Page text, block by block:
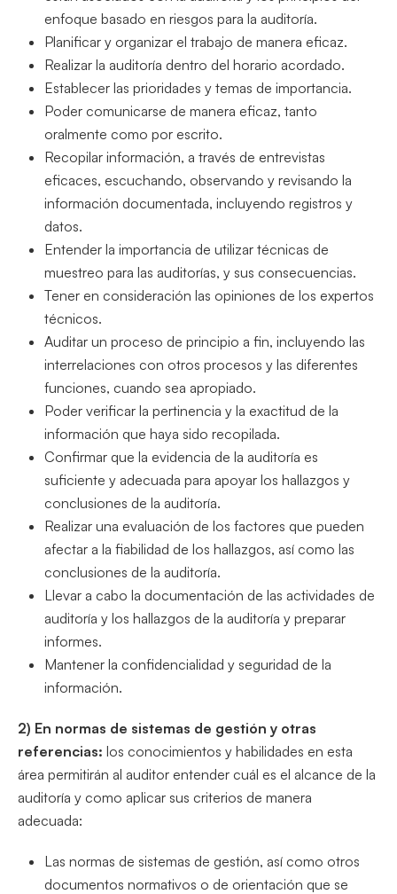
enfoque basado en riesgos para la auditoría.
Planificar y organizar el trabajo de manera eficaz.
Realizar la auditoría dentro del horario acordado.
Establecer las prioridades y temas de importancia.
Poder comunicarse de manera eficaz, tanto
oralmente como por escrito.
Recopilar información, a través de entrevistas
eficaces, escuchando, observando y revisando la
información documentada, incluyendo registros y
datos.
Entender la importancia de utilizar técnicas de
muestreo para las auditorías, y sus consecuencias.
Tener en consideración las opiniones de los expertos
técnicos.
Auditar un proceso de principio a fin, incluyendo las
interrelaciones con otros procesos y las diferentes
funciones, cuando sea apropiado.
Poder verificar la pertinencia y la exactitud de la
información que haya sido recopilada.
Confirmar que la evidencia de la auditoría es
suficiente y adecuada para apoyar los hallazgos y
conclusiones de la auditoría.
Realizar una evaluación de los factores que pueden
afectar a la fiabilidad de los hallazgos, así como las
conclusiones de la auditoría.
Llevar a cabo la documentación de las actividades de
auditoría y los hallazgos de la auditoría y preparar
informes.
Mantener la confidencialidad y seguridad de la
información.
2) En normas de sistemas de gestión y otras
referencias: los conocimientos y habilidades en esta
área permitirán al auditor entender cuál es el alcance de la
auditoría y como aplicar sus criterios de manera
adecuada:
Las normas de sistemas de gestión, así como otros
documentos normativos o de orientación que se